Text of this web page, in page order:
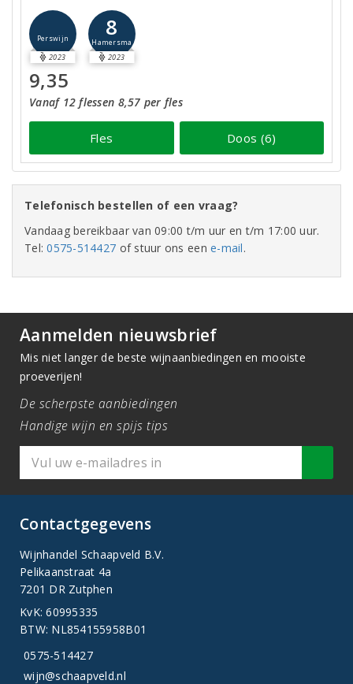
Perswijn
2023
8
Hamersma
2023
9,35
Vanaf 12 flessen 8,57 per fles
Fles Doos (6)
Telefonisch bestellen of een vraag?
Vandaag bereikbaar van 09:00 t/m uur en t/m 17:00 uur.
Tel:0575-514427 of stuur ons eene-mail.
Aanmelden nieuwsbrief
Mis niet langer de beste wijnaanbiedingen en mooiste
proeverijen!
De scherpste aanbiedingen
Handige wijn en spijs tips
Contactgegevens
Wijnhandel Schaapveld B.V.
Pelikaanstraat 4a
7201 DR Zutphen
KvK: 60995335
BTW: NL854155958B01
0575-514427
wijn@schaapveld.nl